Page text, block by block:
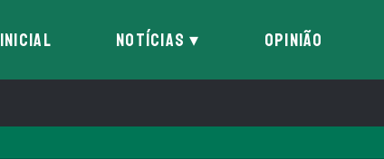
INICIAL NOTÍCIAS OPINIÃO